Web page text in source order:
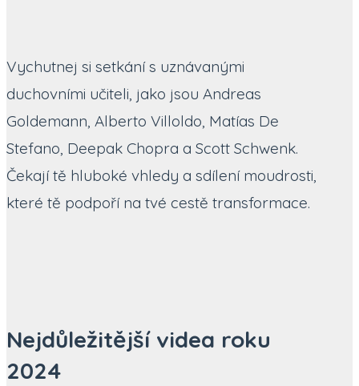
Vychutnej si setkání s uznávanými
duchovními učiteli, jako jsou Andreas
Goldemann, Alberto Villoldo, Matías De
Stefano, Deepak Chopra a Scott Schwenk.
Čekají tě hluboké vhledy a sdílení moudrosti,
které tě podpoří na tvé cestě transformace.
Nejdůležitější videa roku
2024